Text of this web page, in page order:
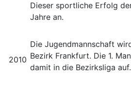
Dieser sportliche Erfolg
Jahre an.
2010
Die Jugendmannschaft
Bezirk Frankfurt. Die 1.
damit in die Bezirksliga auf.